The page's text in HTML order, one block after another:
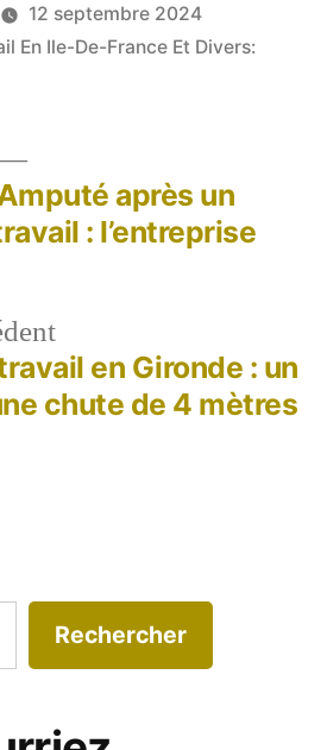
12 septembre 2024
En Ile-De-France Et Divers:
Article
précédent :
en Gironde : un
chute de 4 mètres
Article
suivant :après un
: l’entreprise
Rechercher